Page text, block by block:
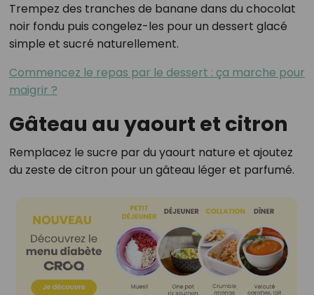
Trempez des tranches de banane dans du chocolat
noir fondu puis congelez-les pour un dessert glacé
simple et sucré naturellement.
Commencez le repas par le dessert : ça marche pour
maigrir ?
Gâteau au yaourt et citron
Remplacez le sucre par du yaourt nature et ajoutez
du zeste de citron pour un gâteau léger et parfumé.